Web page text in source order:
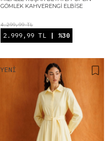
GÖMLEK KAHVERENGI ELBISE
4.299,99 TL
2.999,99 TL | %30
YENI